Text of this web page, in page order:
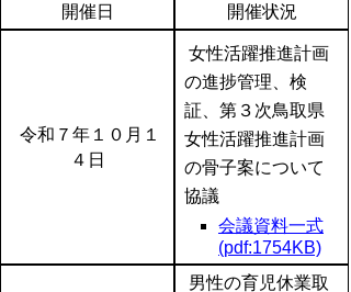
開催日 開催状況
令和７年１０月１
４日
女性活躍推進計画
の進捗管理、検
証、第３次鳥取県
女性活躍推進計画
の骨子案について
協議
会議資料一式
(pdf:1754KB)
男性の育児休業取